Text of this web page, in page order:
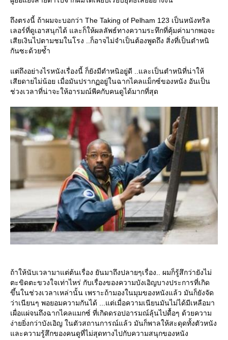
ถึงตรงนี้ ถ้าผมจะบอกว่า The Taking of Pelham 123 เป็นหนังทริล
เลอร์ที่ดูเอาสนุกได้ และก็ให้ผลลัพธ์ทางความระทึกที่คุ้มค่ามากพอจะ
เสียเงินไปตามชมในโรง ..ก็อาจไม่จำเป็นต้องพูดถึง สิ่งที่เป็นตำหนิ
กันซะด้วยซ้ำ
ต่ถึงอย่างไรหนังเรื่องนี้ ก็ยังมีตำหนิอยู่ดี ..และเป็นตำหนิที่น่าให้
เสียดายไม่น้อย เมื่อมันปรากฏอยู่ในฉากไคลแม็กซ์ของหนัง อันเป็น
ช่วงเวลาที่น่าจะให้อารมณ์พีคกับคนดูได้มากที่สุด
ถ้าให้นับเวลามาแต่ต้นเรื่อง ยันมาถึงปลายๆเรื่อง.. ผมก็รู้สึกว่ายังไม่
ตะขิดตะขวงใจเท่าไหร่ กับเรื่องของความบังเอิญบางประการที่เกิด
ขึ้นในช่วงเวลาเหล่านั้น เพราะถ้ามองในมุมของหนังแล้ว มันก็ยังจัด
ว่าเนียนๆ พอยอมความกันได้ ...แต่เมื่อความเนียนมันไม่ได้มีเหลือมา
เผื่อแผ่จนถึงฉากไคลแมกซ์ ที่เกิดดรอปอารมณ์ลุ้นไปดื้อๆ ด้วยความ
ง่ายยิ่งกว่าบังเอิญ ในตัวสถานการณ์แล้ว มันก็พาลให้สะดุดทั้งตัวหนัง
ละความรู้สึกของคนดูที่ไม่สุดทางไปกับความสนุกของหนัง